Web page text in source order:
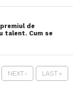
de
talent. Cum se
NEXT › LAST »